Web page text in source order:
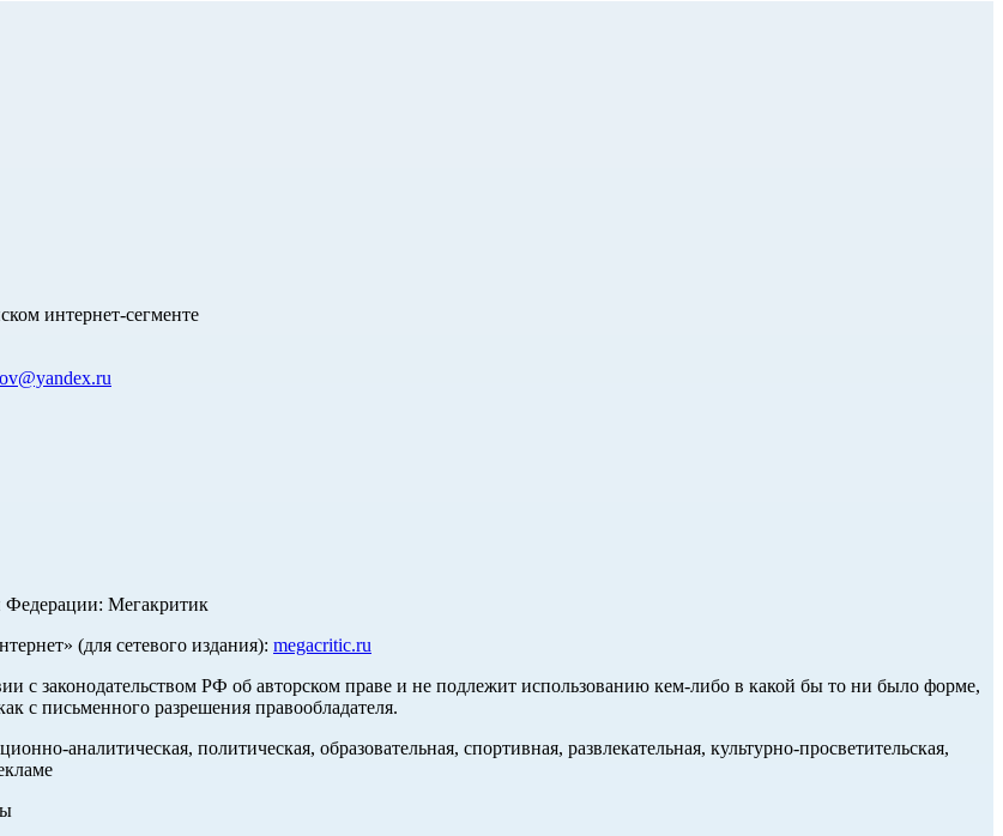
интернет-сегменте
Федерации: Мегакритик
(для сетевого издания): megacritic.ru
с законодательством РФ об авторском праве и не подлежит использованию кем-либо в какой бы то ни было форме,
с письменного разрешения правообладателя.
аналитическая, политическая, образовательная, спортивная, развлекательная, культурно-просветительская,